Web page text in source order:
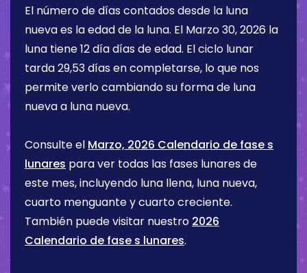
El número de días contados desde la luna
nueva es la edad de la luna. El Marzo 30, 2026 la
luna tiene12 díadías de edad. El ciclo lunar
tarda 29,53 días en completarse, lo que nos
permite verlo cambiando su forma de luna
nueva a luna nueva.
Consulte el Marzo, 2026 Calendario de fase s
lunares para ver todas las fases lunares de
este mes, incluyendo luna llena, luna nueva,
cuarto menguante y cuarto creciente.
También puede visitar nuestro 2026
Calendario de fase s lunares.